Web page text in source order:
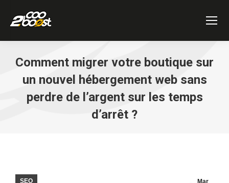
Comment migrer votre boutique sur
un nouvel hébergement web sans
perdre de l’argent sur les temps
d’arrêt ?
Mar
SEO